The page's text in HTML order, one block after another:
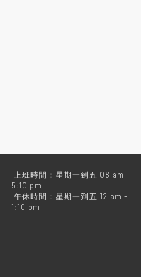
上班時間：星期一到五 08 am -
5:10 pm
午休時間：星期一到五 12 am -
1:10 pm